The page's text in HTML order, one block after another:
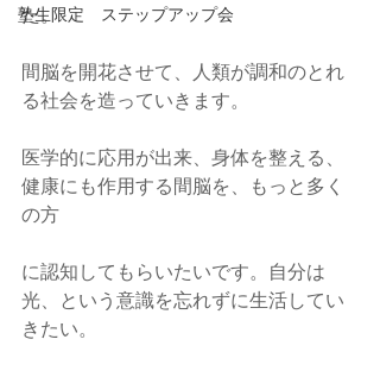
塾生限定 ステップアップ会
た。
間脳を開花させて、人類が調和のとれ
る社会を造っていきます。
医学的に応用が出来、身体を整える、
健康にも作用する間脳を、もっと多く
の方
に認知してもらいたいです。自分は
光、という意識を忘れずに生活してい
きたい。